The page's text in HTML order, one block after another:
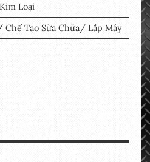
Loại
Tạo Sữa Chữa/ Lắp Máy